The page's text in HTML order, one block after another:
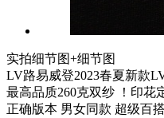
实拍细节图+细节图
LV路易威登2023春夏新款
最高品质260克双纱 ！印花
正确版本 男女同款 超级百搭